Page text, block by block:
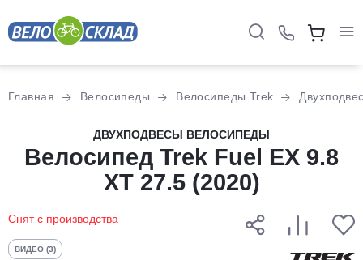
Главная Велосипеды Велосипеды Trek
ДВУХПОДВЕСЫ ВЕЛОСИПЕДЫ
Велосипед Trek Fuel EX 9.8
XT 27.5 (2020)
Снят с производства
ВИДЕО (3)
Разбейте
оплатуна части
без переплат
График платежей